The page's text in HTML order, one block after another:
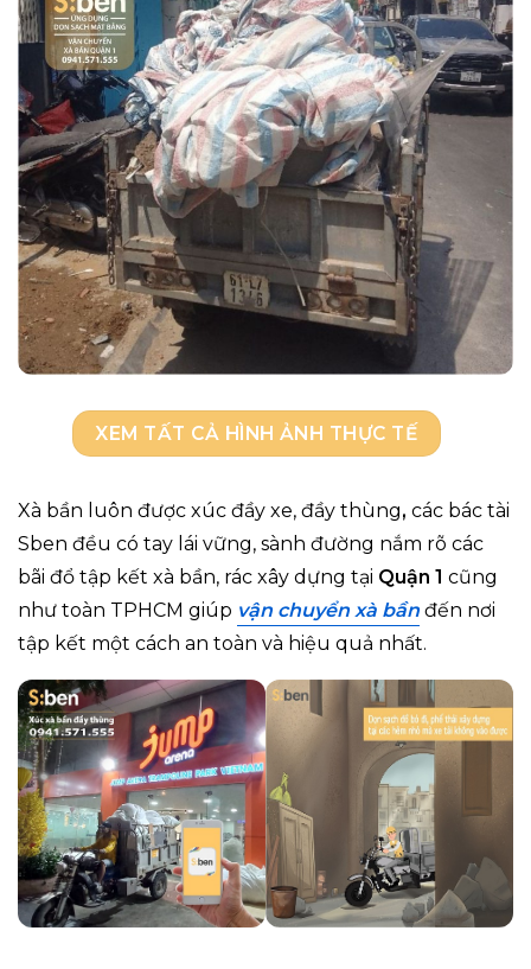
XEM TẤT CẢ HÌNH ẢNH THỰC TẾ
Xà bần luôn được xúc đầy xe, đầy thùng, các bác tài
Sben đều có tay lái vững, sành đường nắm rõ các
bãi đổ tập kết xà bần, rác xây dựng tại Quận 1 cũng
như toàn TPHCM giúp vận chuyển xà bần đến nơi
tập kết một cách an toàn và hiệu quả nhất.